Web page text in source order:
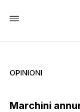
OPINIONI
Marchini